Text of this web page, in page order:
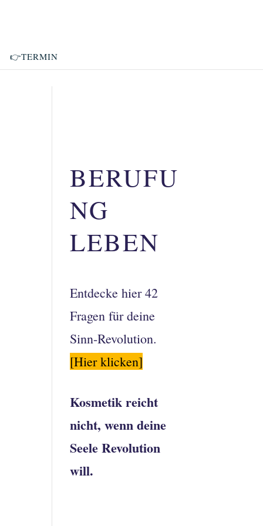
👉TERMIN
BERUFU
NG
LEBEN
Entdecke hier 42
Fragen für deine
Sinn-Revolution.
[Hier klicken]
Kosmetik reicht
nicht, wenn deine
Seele Revolution
will.